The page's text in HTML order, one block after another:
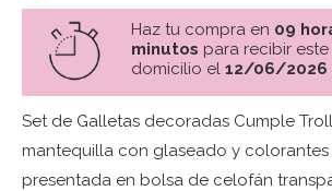
Haz tu compra en 09
minutos para recibir
domicilio el 12/06/2026
Set de Galletas decoradas Cumple
mantequilla con glaseado y colorantes
presentada en bolsa de celofán